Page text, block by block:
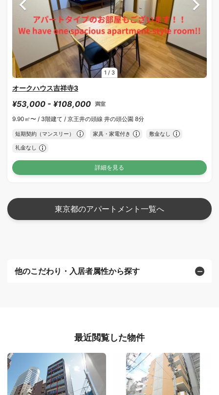
1 / 3
オークハウス吉祥寺3
¥53,000 - ¥108,000 満室
9.90㎡〜 / 3階建て / 京王井の頭線 井の頭公園 8分
短期契約（マンスリー） 家具・家電付き 敷金なし
礼金なし
詳細を見る
東京都のアパートメント一覧へ
他のこだわり・入居者属性から探す
最近閲覧した物件